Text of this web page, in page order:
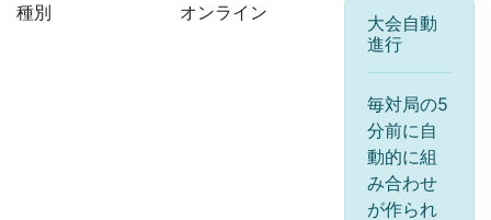
種別
オンライン
大会自動
進行
毎対局の5
分前に自
動的に組
み合わせ
が作られ